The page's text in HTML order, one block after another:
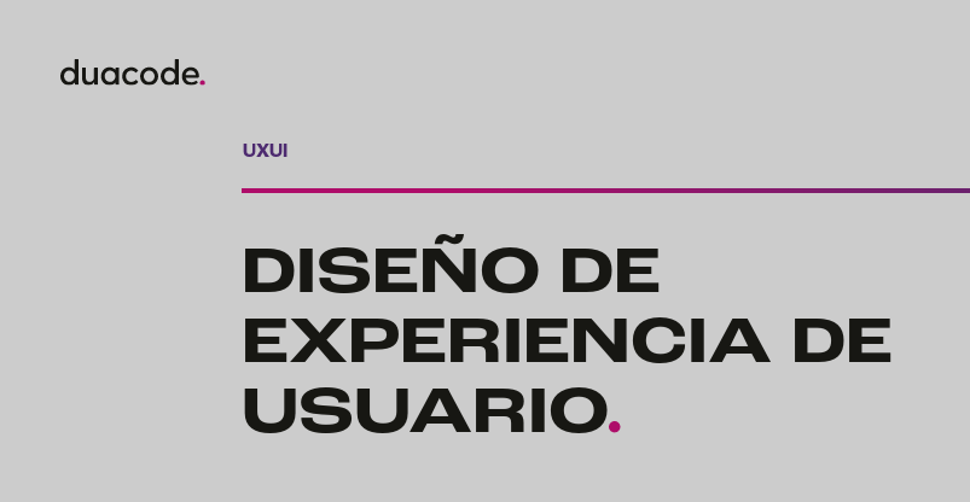
UXUI
DISEÑO DE
EXPERIENCIA DE
USUARIO.